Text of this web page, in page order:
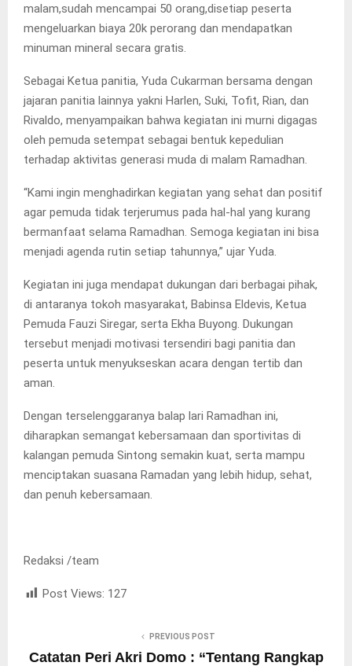
malam,sudah mencampai 50 orang,disetiap peserta
mengeluarkan biaya 20k perorang dan mendapatkan
minuman mineral secara gratis.
Sebagai Ketua panitia, Yuda Cukarman bersama dengan
jajaran panitia lainnya yakni Harlen, Suki, Tofit, Rian, dan
Rivaldo, menyampaikan bahwa kegiatan ini murni digagas
oleh pemuda setempat sebagai bentuk kepedulian
terhadap aktivitas generasi muda di malam Ramadhan.
“Kami ingin menghadirkan kegiatan yang sehat dan positif
agar pemuda tidak terjerumus pada hal-hal yang kurang
bermanfaat selama Ramadhan. Semoga kegiatan ini bisa
menjadi agenda rutin setiap tahunnya,” ujar Yuda.
Kegiatan ini juga mendapat dukungan dari berbagai pihak,
di antaranya tokoh masyarakat, Babinsa Eldevis, Ketua
Pemuda Fauzi Siregar, serta Ekha Buyong. Dukungan
tersebut menjadi motivasi tersendiri bagi panitia dan
peserta untuk menyukseskan acara dengan tertib dan
aman.
Dengan terselenggaranya balap lari Ramadhan ini,
diharapkan semangat kebersamaan dan sportivitas di
kalangan pemuda Sintong semakin kuat, serta mampu
menciptakan suasana Ramadan yang lebih hidup, sehat,
dan penuh kebersamaan.
Redaksi /team
Post Views: 127
PREVIOUS POST
Catatan Peri Akri Domo : “Tentang Rangkap